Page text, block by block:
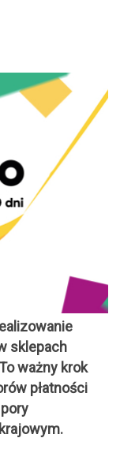
sklepach
ważny krok
płatności